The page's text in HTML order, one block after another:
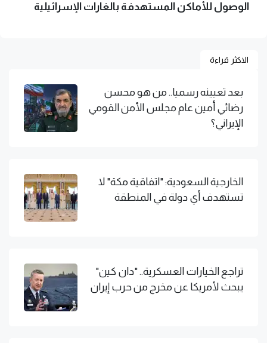
الوصول للأماكن المستهدفة بالغارات الإسرائيلية
الاكثر قراءة
بعد تعيينه رسميا.. من هو محسن
رضائي أمين عام مجلس الأمن القومي
الإيراني؟
الخارجية السعودية: "اتفاقية مكة" لا
تستهدف أي دولة في المنطقة
تراجع الخيارات العسكرية.. "دان كين"
يبحث لأمريكا عن مخرج من حرب إيران